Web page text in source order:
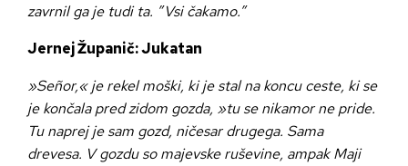
zavrnil ga je tudi ta. ”Vsi čakamo.”
Jernej Županič: Jukatan
»Señor,« je rekel moški, ki je stal na koncu ceste, ki se
je končala pred zidom gozda, »tu se nikamor ne pride.
Tu naprej je sam gozd, ničesar drugega. Sama
drevesa. V gozdu so majevske ruševine, ampak Maji